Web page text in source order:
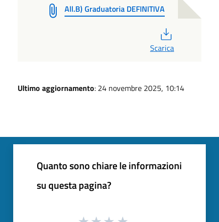
All.B) Graduatoria DEFINITIVA
Scarica
Ultimo aggiornamento: 24 novembre 2025, 10:14
Quanto sono chiare le informazioni
su questa pagina?